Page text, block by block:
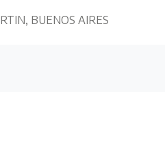
, BUENOS AIRES